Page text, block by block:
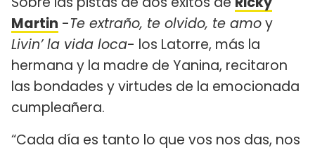
Martin -Te extraño, te olvido, te amoy
Livin’ la vida loca- los Latorre, más la
hermana y la madre de Yanina, recitaron
las bondades y virtudes de la emocionada
cumpleañera.
“Cada día es tanto lo que vos nos das, nos